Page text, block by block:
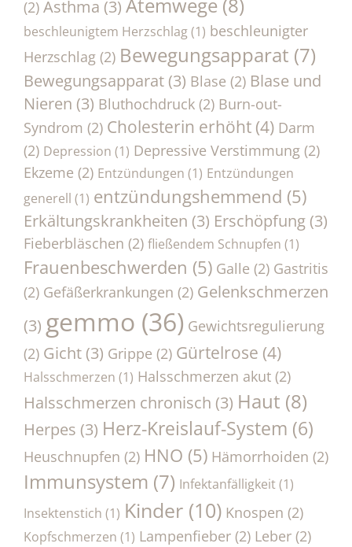
(2) Asthma (3) Atemwege (8)
beschleunigtem Herzschlag(1) beschleunigter
Herzschlag (2) Bewegungsapparat (7)
Bewegungsapparat (3) Blase (2) Blase und
Nieren (3) Bluthochdruck (2) Burn-out-
Syndrom (2) Cholesterin erhöht (4) Darm
(2) Depression (1) Depressive Verstimmung (2)
Ekzeme (2) Entzündungen (1) Entzündungen
generell (1) entzündungshemmend (5)
Erkältungskrankheiten (3) Erschöpfung (3)
Fieberbläschen (2) fließendem Schnupfen (1)
Frauenbeschwerden (5) Galle (2) Gastritis
(2) Gefäßerkrankungen (2) Gelenkschmerzen
(3) gemmo (36) Gewichtsregulierung
(2) Gicht (3) Grippe (2) Gürtelrose (4)
Halsschmerzen (1) Halsschmerzen akut (2)
Halsschmerzen chronisch (3) Haut (8)
Herpes (3) Herz-Kreislauf-System (6)
Heuschnupfen (2) HNO (5) Hämorrhoiden (2)
Immunsystem (7) Infektanfälligkeit(1)
Insektenstich (1) Kinder (10) Knospen (2)
Kopfschmerzen (1) Lampenfieber (2) Leber (2)